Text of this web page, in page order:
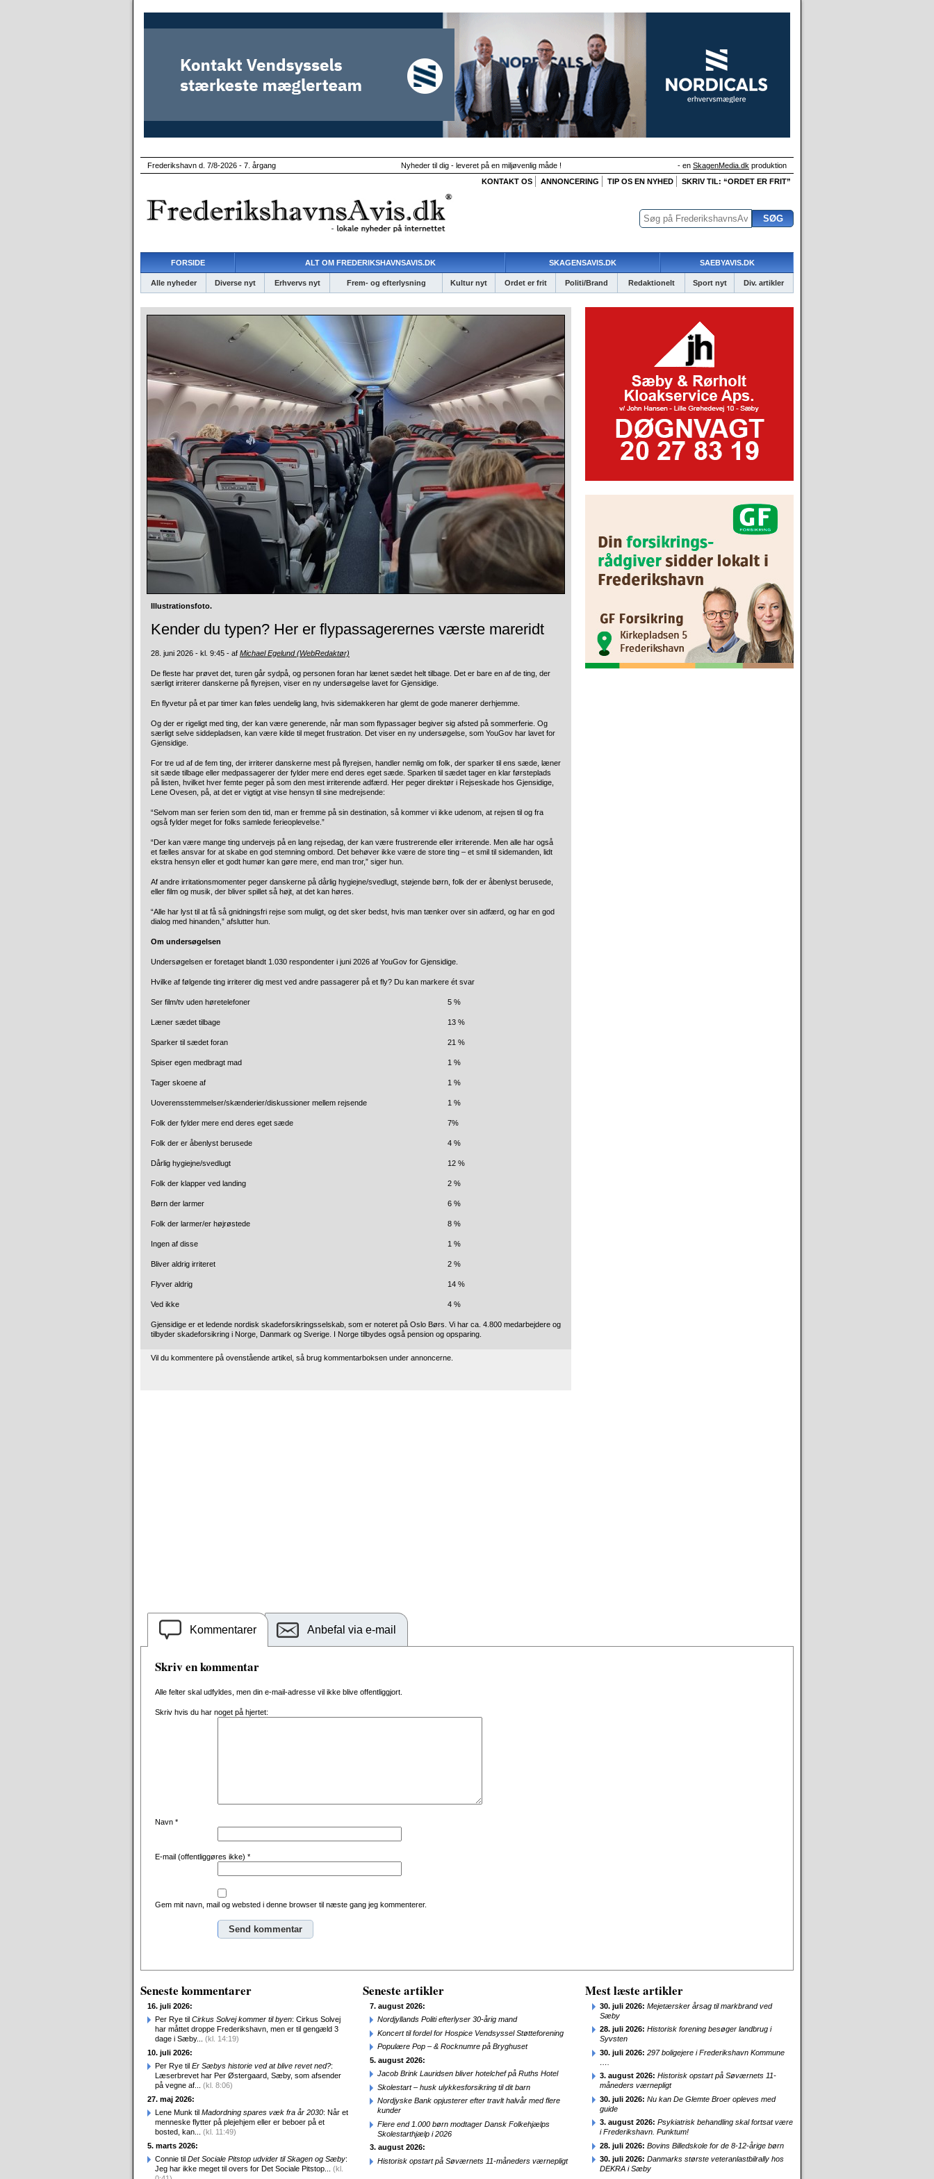
Frederikshavn d. 7/8-2026 - 7. årgang Nyheder til dig - leveret på en miljøvenlig måde ! - en SkagenMedia.dk produktion
KONTAKT OS
ANNONCERING TIP OS EN NYHED SKRIV TIL: “ORDET ER FRIT”
FORSIDE ALT OM FREDERIKSHAVNSAVIS.DK SKAGENSAVIS.DK SAEBYAVIS.DK
Alle nyheder Diverse nyt Erhvervs nyt Frem- og efterlysning Kultur nyt Ordet er frit Politi/Brand Redaktionelt Sport nyt Div. artikler
Illustrationsfoto.
Kender du typen? Her er flypassagerernes værste mareridt
28. juni 2026 - kl. 9:45 - af Michael Egelund (WebRedaktør)
De fleste har prøvet det, turen går sydpå, og personen foran har lænet sædet helt tilbage. Det er bare en af de ting, der
særligt irriterer danskerne på flyrejsen, viser en ny undersøgelse lavet for Gjensidige.
En flyvetur på et par timer kan føles uendelig lang, hvis sidemakkeren har glemt de gode manerer derhjemme.
Og der er rigeligt med ting, der kan være generende, når man som flypassager begiver sig afsted på sommerferie. Og
særligt selve siddepladsen, kan være kilde til meget frustration. Det viser en ny undersøgelse, som YouGov har lavet for
Gjensidige.
For tre ud af de fem ting, der irriterer danskerne mest på flyrejsen, handler nemlig om folk, der sparker til ens sæde, læner
sit sæde tilbage eller medpassagerer der fylder mere end deres eget sæde. Sparken til sædet tager en klar førsteplads
på listen, hvilket hver femte peger på som den mest irriterende adfærd. Her peger direktør i Rejseskade hos Gjensidige,
Lene Ovesen, på, at det er vigtigt at vise hensyn til sine medrejsende:
“Selvom man ser ferien som den tid, man er fremme på sin destination, så kommer vi ikke udenom, at rejsen til og fra
også fylder meget for folks samlede ferieoplevelse.”
“Der kan være mange ting undervejs på en lang rejsedag, der kan være frustrerende eller irriterende. Men alle har også
et fælles ansvar for at skabe en god stemning ombord. Det behøver ikke være de store ting – et smil til sidemanden, lidt
ekstra hensyn eller et godt humør kan gøre mere, end man tror,” siger hun.
Af andre irritationsmomenter peger danskerne på dårlig hygiejne/svedlugt, støjende børn, folk der er åbenlyst berusede,
eller film og musik, der bliver spillet så højt, at det kan høres.
“Alle har lyst til at få så gnidningsfri rejse som muligt, og det sker bedst, hvis man tænker over sin adfærd, og har en god
dialog med hinanden,” afslutter hun.
Om undersøgelsen
Undersøgelsen er foretaget blandt 1.030 respondenter i juni 2026 af YouGov for Gjensidige.
Hvilke af følgende ting irriterer dig mest ved andre passagerer på et fly? Du kan markere ét svar
Ser film/tv uden høretelefoner 5 %
Læner sædet tilbage 13 %
Sparker til sædet foran 21 %
Spiser egen medbragt mad 1 %
Tager skoene af 1 %
Uoverensstemmelser/skænderier/diskussioner mellem rejsende 1 %
Folk der fylder mere end deres eget sæde 7%
Folk der er åbenlyst berusede 4 %
Dårlig hygiejne/svedlugt 12 %
Folk der klapper ved landing 2 %
Børn der larmer 6 %
Folk der larmer/er højrøstede 8 %
Ingen af disse 1 %
Bliver aldrig irriteret 2 %
Flyver aldrig 14 %
Ved ikke 4 %
Gjensidige er et ledende nordisk skadeforsikringsselskab, som er noteret på Oslo Børs. Vi har ca. 4.800 medarbejdere og
tilbyder skadeforsikring i Norge, Danmark og Sverige. I Norge tilbydes også pension og opsparing.
Vil du kommentere på ovenstående artikel, så brug kommentarboksen under annoncerne.
Kommentarer Anbefal via e-mail
Skriv en kommentar
Alle felter skal udfyldes, men din e-mail-adresse vil ikke blive offentliggjort.
Skriv hvis du har noget på hjertet:
Navn *
E-mail (offentliggøres ikke) *
Gem mit navn, mail og websted i denne browser til næste gang jeg kommenterer.
Seneste kommentarer
16. juli 2026:
Per Rye til Cirkus Solvej kommer til byen: Cirkus Solvej
har måttet droppe Frederikshavn, men er til gengæld 3
dage i Sæby... (kl. 14:19)
10. juli 2026:
Per Rye til Er Sæbys historie ved at blive revet ned?:
Læserbrevet har Per Østergaard, Sæby, som afsender
på vegne af... (kl. 8:06)
27. maj 2026:
Lene Munk til Madordning spares væk fra år 2030: Når et
menneske flytter på plejehjem eller er beboer på et
bosted, kan... (kl. 11:49)
5. marts 2026:
Connie til Det Sociale Pitstop udvider til Skagen og Sæby:
Jeg har ikke meget til overs for Det Sociale Pitstop... (kl.
Seneste artikler
7. august 2026:
Nordjyllands Politi efterlyser 30-årig mand
Koncert til fordel for Hospice Vendsyssel Støtteforening
Populære Pop – & Rocknumre på Bryghuset
5. august 2026:
Jacob Brink Lauridsen bliver hotelchef på Ruths Hotel
Skolestart – husk ulykkesforsikring til dit barn
Nordjyske Bank opjusterer efter travlt halvår med flere
kunder
Flere end 1.000 børn modtager Dansk Folkehjælps
Skolestarthjælp i 2026
3. august 2026:
Historisk opstart på Søværnets 11-måneders værnepligt
Mest læste artikler
30. juli 2026: Mejetærsker årsag til markbrand ved
Sæby
28. juli 2026: Historisk forening besøger landbrug i
Syvsten
30. juli 2026: 297 boligejere i Frederikshavn Kommune
….
3. august 2026: Historisk opstart på Søværnets 11-
måneders værnepligt
30. juli 2026: Nu kan De Glemte Broer opleves med
guide
3. august 2026: Psykiatrisk behandling skal fortsat være
i Frederikshavn. Punktum!
28. juli 2026: Bovins Billedskole for de 8-12-årige børn
30. juli 2026: Danmarks største veteranlastbilrally hos
DEKRA i Sæby